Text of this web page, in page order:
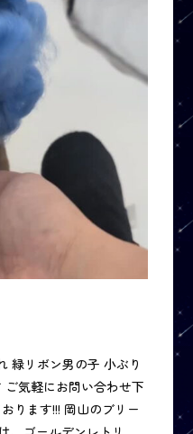
緑リボン男の子 小ぶり
ご気軽にお問い合わせ下
ります!!! 岡山のブリー